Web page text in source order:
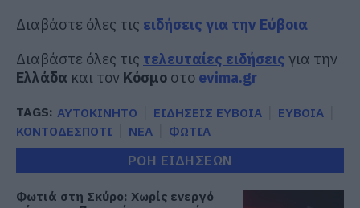
Διαβάστε όλες τις ειδήσεις για την Εύβοια
Διαβάστε όλες τις τελευταίες ειδήσεις για την
Ελλάδα και τον Κόσμο στο evima.gr
TAGS: ΑΥΤΟΚΙΝΗΤΟ ΕΙΔΗΣΕΙΣ ΕΥΒΟΙΑ
ΕΥΒΟΙΑ
ΚΟΝΤΟΔΕΣΠΟΤΙ
ΝΕΑ ΦΩΤΙΑ
ΡΟΗ ΕΙΔΗΣΕΩΝ
Φωτιά στη Σκύρο: Χωρίς ενεργό